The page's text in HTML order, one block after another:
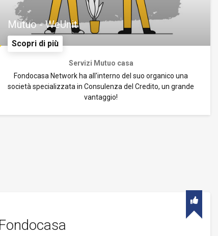
Scopri di più
Mutuo - WeUnit
Servizi Mutuo casa
Fondocasa Network ha all'interno del suo organico una
società specializzata in Consulenza del Credito, un grande
vantaggio!